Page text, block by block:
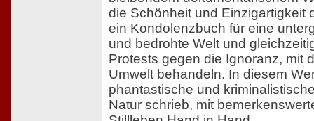
die Schönheit und Einzigartigkeit
ein Kondolenzbuch für eine
und bedrohte Welt und
Protests gegen die Ignoranz, mit
Umwelt behandeln. In diesem
phantastische und
Natur schrieb, mit